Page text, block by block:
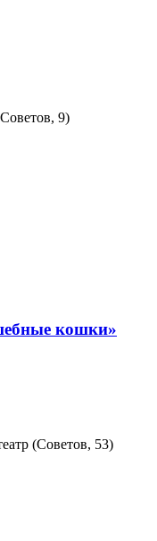
9)
кошки»
(Советов, 53)